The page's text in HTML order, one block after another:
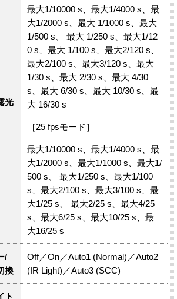
光
最大1/10000 s、最大1/4000 s、最
大1/2000 s、最大 1/1000 s、最大
1/500 s、 最大 1/250 s、最大1/12
0 s、最大 1/100 s、最大2/120 s、
最大2/100 s、最大3/120 s、最大
1/30 s、最大 2/30 s、最大 4/30
s、最大 6/30 s、最大 10/30 s、最
大 16/30 s
［25 fpsモード］
最大1/10000 s、最大1/4000 s、最
大1/2000 s、最大1/1000 s、最大1/
500 s、 最大1/250 s、最大1/100
s、最大2/100 s、最大3/100 s、最
大1/25 s、 最大2/25 s、最大4/25
s、最大6/25 s、最大10/25 s、最
大16/25 s
/
換
Off／On／Auto1 (Normal)／Auto2
(IR Light)／Auto3 (SCC)
ト